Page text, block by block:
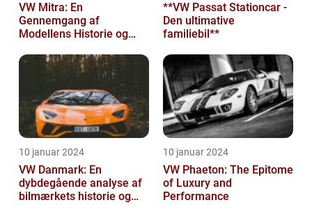
VW Mitra: En
Gennemgang af
Modellens Historie og
Bilentusiaster
**VW Passat Stationcar -
Den ultimative
familiebil**
10 januar 2024
VW Danmark: En
dybdegående analyse af
bilmærkets historie og
10 januar 2024
VW Phaeton: The Epitome
of Luxury and
Performance